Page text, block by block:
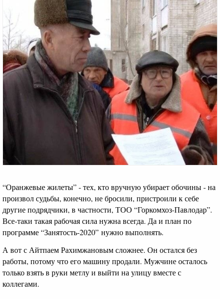
“Оранжевые жилеты” - тех, кто вручную убирает обочины - на
произвол судьбы, конечно, не бросили, пристроили к себе
другие подрядчики, в частности, ТОО “Горкомхоз-Павлодар”.
Все-таки такая рабочая сила нужна всегда. Да и план по
программе “Занятость-2020” нужно выполнять.
А вот с Айтпаем Рахимжановым сложнее. Он остался без
работы, потому что его машину продали. Мужчине осталось
только взять в руки метлу и выйти на улицу вместе с
коллегами.